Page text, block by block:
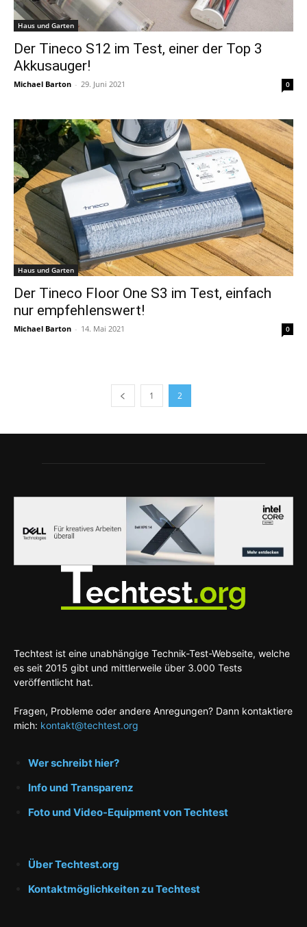
Haus und Garten
Der Tineco S12 im Test, einer der Top 3
Akkusauger!
Michael Barton - 29. Juni 2021 0
Haus und Garten
Der Tineco Floor One S3 im Test, einfach
nur empfehlenswert!
Michael Barton - 14. Mai 2021 0
1 2
Techtest ist eine unabhängige Technik-Test-Webseite, welche
es seit 2015 gibt und mittlerweile über 3.000 Tests
veröffentlicht hat.
Fragen, Probleme oder andere Anregungen? Dann kontaktiere
mich: kontakt@techtest.org
Wer schreibt hier?
Info und Transparenz
Foto und Video-Equipment von Techtest
Über Techtest.org
Kontaktmöglichkeiten zu Techtest